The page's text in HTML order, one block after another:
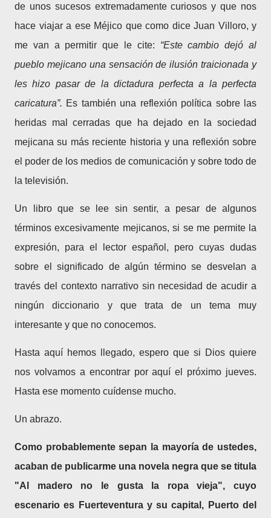
de unos sucesos extremadamente curiosos y que nos
hace viajar a ese Méjico que como dice Juan Villoro, y
me van a permitir que le cite: “Este cambio dejó al
pueblo mejicano una sensación de ilusión traicionada y
les hizo pasar de la dictadura perfecta a la perfecta
caricatura”. Es también una reflexión política sobre las
heridas mal cerradas que ha dejado en la sociedad
mejicana su más reciente historia y una reflexión sobre
el poder de los medios de comunicación y sobre todo de
la televisión.
Un libro que se lee sin sentir, a pesar de algunos
términos excesivamente mejicanos, si se me permite la
expresión, para el lector español, pero cuyas dudas
sobre el significado de algún término se desvelan a
través del contexto narrativo sin necesidad de acudir a
ningún diccionario y que trata de un tema muy
interesante y que no conocemos.
Hasta aquí hemos llegado, espero que si Dios quiere
nos volvamos a encontrar por aquí el próximo jueves.
Hasta ese momento cuídense mucho.
Un abrazo.
Como probablemente sepan la mayoría de ustedes,
acaban de publicarme una novela negra que se titula
"Al madero no le gusta la ropa vieja", cuyo
escenario es Fuerteventura y su capital, Puerto del